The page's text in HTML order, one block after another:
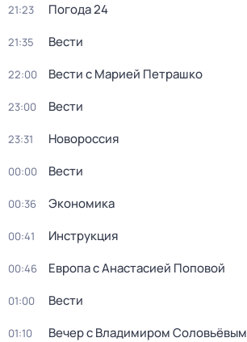
21:23 Погода 24
21:35 Вести
22:00 Вести с Марией Петрашко
23:00 Вести
23:31 Новороссия
00:00 Вести
00:36 Экономика
00:41 Инструкция
00:46 Европа с Анастасией Поповой
01:00 Вести
01:10 Вечер с Владимиром Соловьёвым